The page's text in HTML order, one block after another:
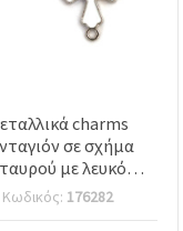
charms
σε σχήμα
με λευκό
και μπλε ματάκι
κέντρο, χρώμα
Κωδικός: 176282